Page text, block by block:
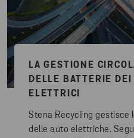
LA GESTIONE
DELLE BATTERIE DEI
ELETTRICI
Stena Recycling gestisce
delle auto elettriche.